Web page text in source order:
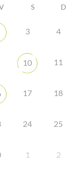
S D
3 4
10 11
17 18
24 25
1 2